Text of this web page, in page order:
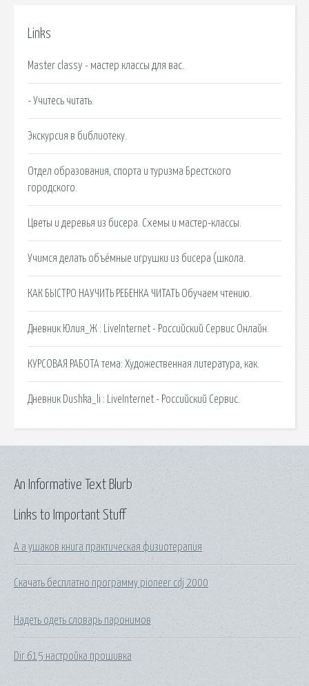
Links
Master classy - мастер классы для вас.
- Учитесь читать.
Экскурсия в библиотеку.
Отдел образования, спорта и туризма Брестского
городского.
Цветы и деревья из бисера. Схемы и мастер-классы.
Учимся делать объёмные игрушки из бисера (школа.
КАК БЫСТРО НАУЧИТЬ РЕБЕНКА ЧИТАТЬ Обучаем чтению.
Дневник Юлия_Ж : LiveInternet - Российский Сервис Онлайн.
КУРСОВАЯ РАБОТА тема: Художественная литература, как.
Дневник Dushka_li : LiveInternet - Российский Сервис.
Links to Important Stuff
А а ушаков книга практическая физиотерапия
Скачать бесплатно программу pioneer cdj 2000
Надеть одеть словарь паронимов
Dir 615 настройка прошивка
An Informative Text Blurb